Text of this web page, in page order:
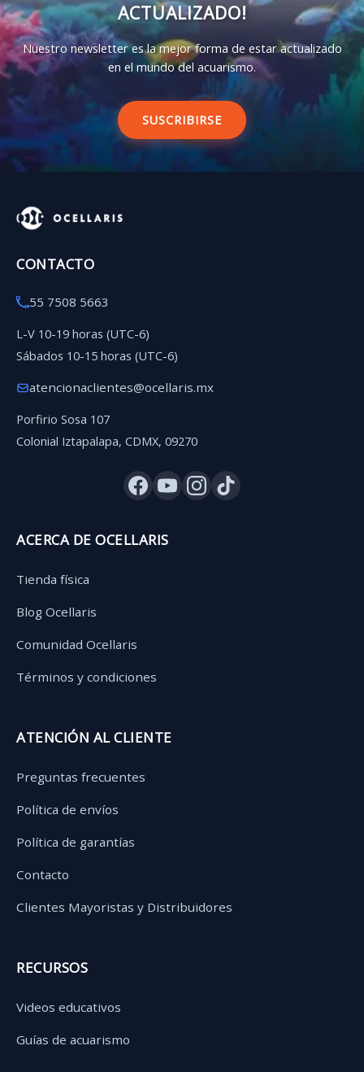
ACTUALIZADO!
Nuestro newsletter es la mejor forma de estar actualizado
en el mundo del acuarismo.
SUSCRIBIRSE
CONTACTO
55 7508 5663
L-V 10-19 horas (UTC-6)
Sábados 10-15 horas (UTC-6)
atencionaclientes@ocellaris.mx
Porfirio Sosa 107
Colonial Iztapalapa, CDMX, 09270
ACERCA DE OCELLARIS
Tienda física
Blog Ocellaris
Comunidad Ocellaris
Términos y condiciones
ATENCIÓN AL CLIENTE
Preguntas frecuentes
Política de envíos
Política de garantías
Contacto
Clientes Mayoristas y Distribuidores
RECURSOS
Videos educativos
Guías de acuarismo